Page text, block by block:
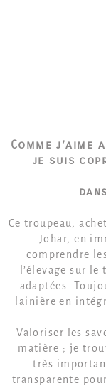
Comme
je suis
Ce troupeau,
Johar, en
comprendre
l’élevage sur
adaptées.
lainière en
Valoriser les
matière ; je
très
transparente